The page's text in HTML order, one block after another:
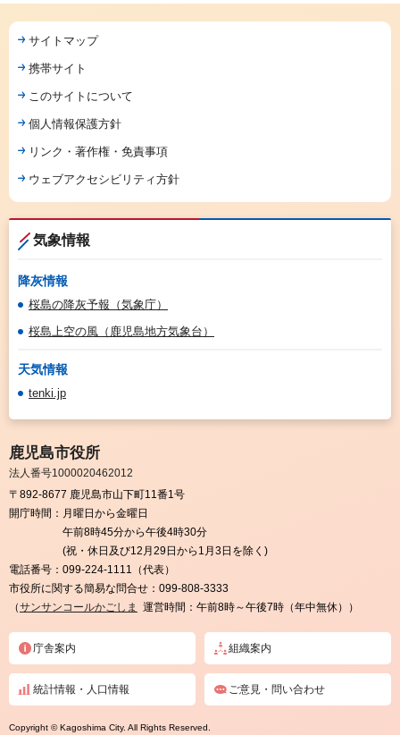
サイトマップ
携帯サイト
このサイトについて
個人情報保護方針
リンク・著作権・免責事項
ウェブアクセシビリティ方針
気象情報
降灰情報
桜島の降灰予報（気象庁）
桜島上空の風（鹿児島地方気象台）
天気情報
tenki.jp
鹿児島市役所
法人番号1000020462012
〒892-8677 鹿児島市山下町11番1号
開庁時間： 月曜日から金曜日
午前8時45分から午後4時30分
(祝・休日及び12月29日から1月3日を除く)
電話番号： 099-224-1111（代表）
市役所に関する簡易な問合せ： 099-808-3333
（サンサンコールかごしま 運営時間：午前8時～午後7時（年中無休））
庁舎案内 組織案内
統計情報・人口情報 ご意見・問い合わせ
Copyright © Kagoshima City. All Rights Reserved.